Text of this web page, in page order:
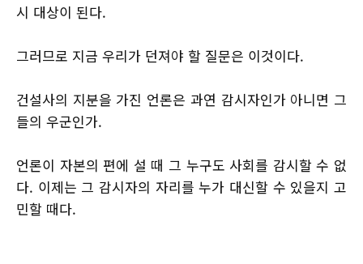
시 대상이 된다.
그러므로 지금 우리가 던져야 할 질문은 이것이다.
건설사의 지분을 가진 언론은 과연 감시자인가 아니면 그
들의 우군인가.
언론이 자본의 편에 설 때 그 누구도 사회를 감시할 수 없
다. 이제는 그 감시자의 자리를 누가 대신할 수 있을지 고
민할 때다.